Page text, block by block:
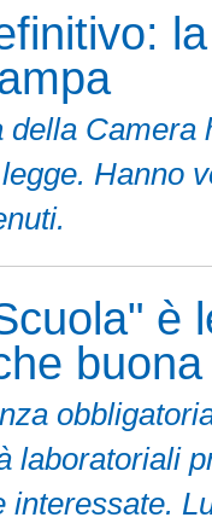
della
Hanno
è
laboratoriali
interessate.